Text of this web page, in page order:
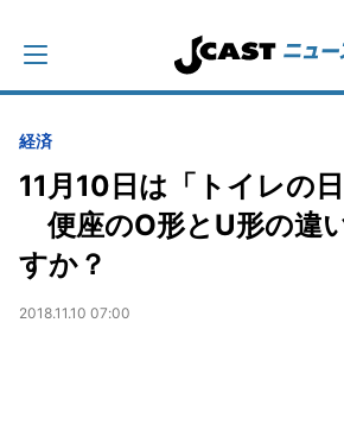
経済
11月10日は「トイレの
便座のO形とU形の違
すか？
2018.11.10 07:00